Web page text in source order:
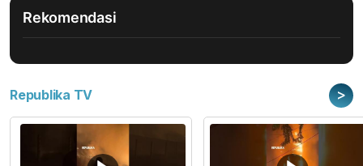
Rekomendasi
Republika TV >